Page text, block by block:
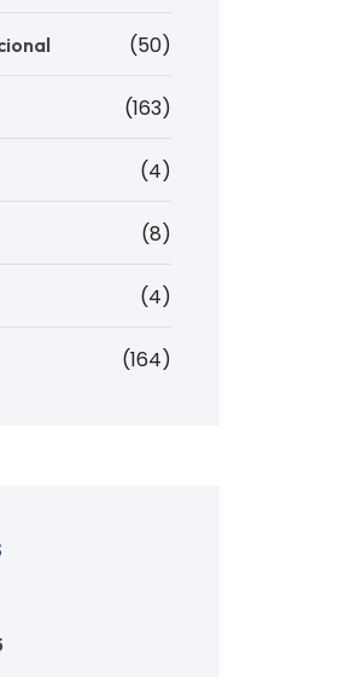
(50)
(163)
(4)
(8)
(4)
(164)